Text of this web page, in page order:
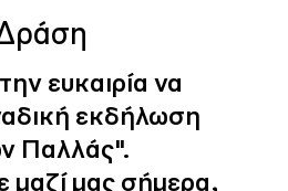
ευκαιρία να
εκδήλωση
Παλλάς".
μαζί μας σήμερα,